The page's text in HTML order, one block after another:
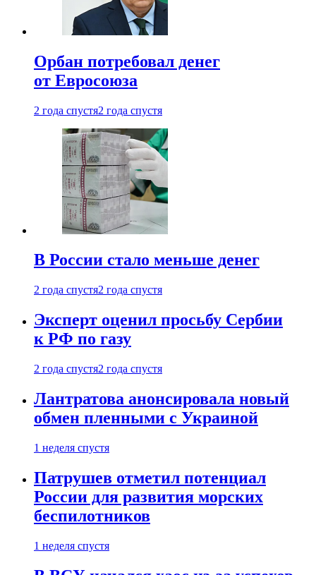
Орбан потребовал денег
от Евросоюза
2 года спустя2 года спустя
В России стало меньше денег
2 года спустя2 года спустя
Эксперт оценил просьбу Сербии
к РФ по газу
2 года спустя2 года спустя
Лантратова анонсировала новый
обмен пленными с Украиной
1 неделя спустя
Патрушев отметил потенциал
России для развития морских
беспилотников
1 неделя спустя